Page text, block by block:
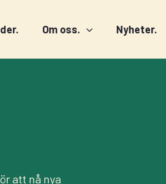
Om oss. Nyheter.
att nå nya